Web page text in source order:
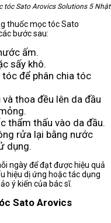
tóc Sato Arovics Solutions 5 Nhật
thuốc mọc tóc Sato
bước sau:
ấm.
sấy khô.
để phân chia tóc
thoa đều lên da đầu
thẩm thấu vào da đầu.
rửa lại bằng nước
dụng.
ngày để đạt được hiệu quả
hiệu dị ứng hoặc tác dụng
ý kiến của bác sĩ.
Sato Arovics